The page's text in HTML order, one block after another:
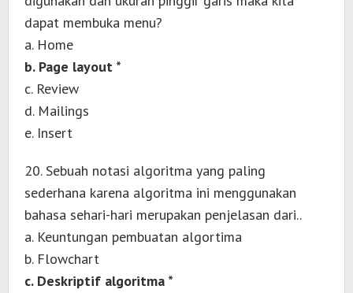
dapat membuka menu?
a. Home
b. Page layout *
c. Review
d. Mailings
e. Insert
20. Sebuah notasi algoritma yang paling
sederhana karena algoritma ini menggunakan
bahasa sehari-hari merupakan penjelasan dari..
a. Keuntungan pembuatan algortima
b. Flowchart
c. Deskriptif algoritma *